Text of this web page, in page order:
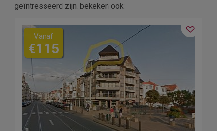
geïntresseerd zijn, bekeken ook:
Vanaf
€115